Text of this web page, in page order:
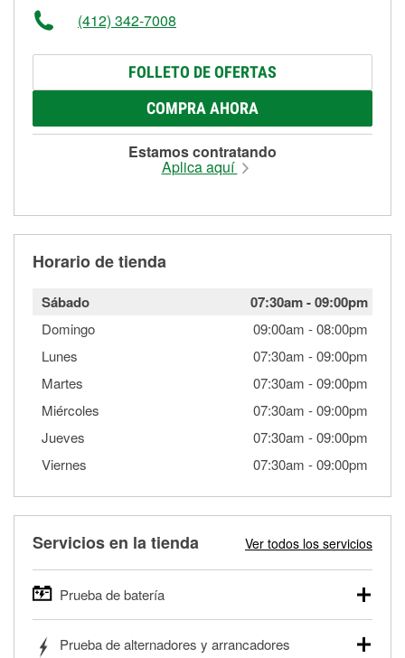
(412) 342-7008
FOLLETO DE OFERTAS
COMPRA AHORA
Estamos contratando
Aplica aquí
Horario de tienda
Sábado 07:30am-09:00pm
Domingo 09:00am -08:00pm
Lunes
07:30am -09:00pm
Martes
07:30am -09:00pm
Miércoles
07:30am -09:00pm
Jueves
07:30am -09:00pm
Viernes
07:30am -09:00pm
Servicios en la tienda Ver todos los servicios
Prueba de batería
autos, camionetas, SUVs, vehículos comerciales y
Prueba de alternadores y arrancadores